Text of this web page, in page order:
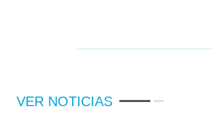
VER NOTICIAS